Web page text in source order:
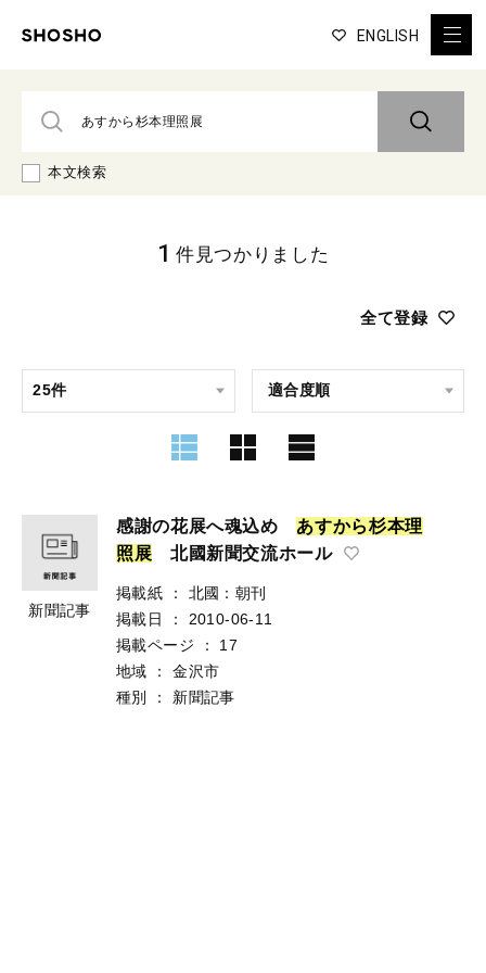
ENGLISH
本文検索
全て登録
1 件見つかりました
新聞記事
感謝の花展へ魂込め あすから杉本理
照 展 北國新聞交流ホール
掲載紙 ：
北國：朝刊
掲載日
：
2010-06-11
掲載ページ
：
17
地域
：
金沢市
種別
： 新聞記事